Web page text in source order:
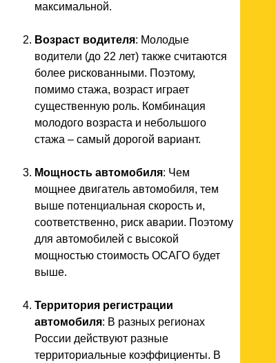
максимальной.
Возраст водителя: Молодые
водители (до 22 лет) также считаются
более рискованными. Поэтому,
помимо стажа, возраст играет
существенную роль. Комбинация
молодого возраста и небольшого
стажа – самый дорогой вариант.
Мощность автомобиля: Чем
мощнее двигатель автомобиля, тем
выше потенциальная скорость и,
соответственно, риск аварии. Поэтому
для автомобилей с высокой
мощностью стоимость ОСАГО будет
выше.
Территория регистрации
автомобиля: В разных регионах
России действуют разные
территориальные коэффициенты. В